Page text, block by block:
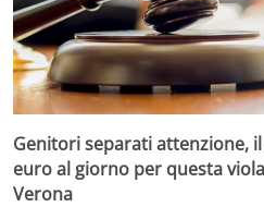
Genitori separati attenzione,
euro al giorno per questa
Verona